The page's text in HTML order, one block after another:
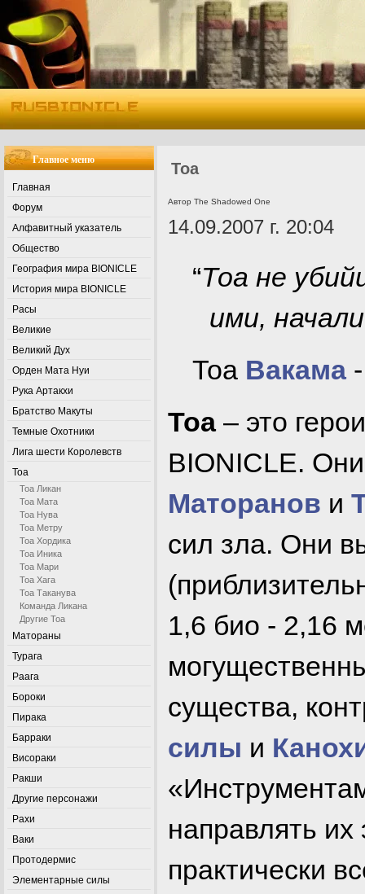
Главное меню
Главная
Форум
Алфавитный указатель
Общество
География мира BIONICLE
История мира BIONICLE
Расы
Великие
Великий Дух
Орден Мата Нуи
Рука Артакхи
Братство Макуты
Темные Охотники
Лига шести Королевств
Тоа
Тоа Ликан
Тоа Мата
Тоа Нува
Тоа Метру
Тоа Хордика
Тоа Иника
Тоа Мари
Тоа Хага
Тоа Таканува
Команда Ликана
Другие Тоа
Матораны
Турага
Раага
Бороки
Пирака
Барраки
Висораки
Ракши
Другие персонажи
Рахи
Ваки
Протодермис
Элементарные силы
Тоа
Автор The Shadowed One
14.09.2007 г. 20:04
“Тоа не
ими,
Тоа Вакама
Тоа– это
BIONICLE.
Маторанов и
сил зла. Они
1,6 био - 2,16
существа,
силы и
направлять
практически